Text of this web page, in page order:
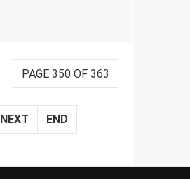
PAGE 350 OF 363
NEXT END